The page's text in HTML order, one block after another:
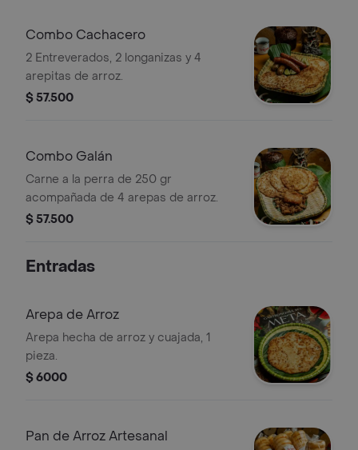
Combo Cachacero
2 Entreverados, 2 longanizas y 4
arepitas de arroz.
$ 57.500
Combo Galán
Carne a la perra de 250 gr
acompañada de 4 arepas de arroz.
$ 57.500
Entradas
Arepa de Arroz
Arepa hecha de arroz y cuajada, 1
pieza.
$ 6000
Pan de Arroz Artesanal